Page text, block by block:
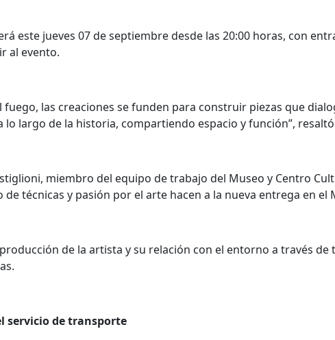
este jueves 07 de septiembre desde las 20:00 horas, con
al evento.
fuego, las creaciones se funden para construir piezas que
lo largo de la historia, compartiendo espacio y función”,
miembro del equipo de trabajo del Museo y Centro
técnicas y pasión por el arte hacen a la nueva entrega en el
de la artista y su relación con el entorno a través
servicio de transporte